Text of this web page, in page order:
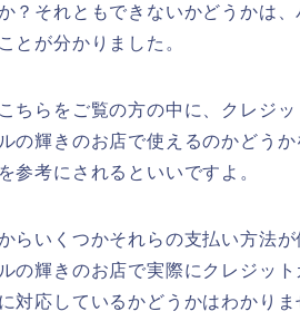
？それともできないかどうかは
とが分かりました。
ちらをご覧の方の中に、クレジ
の輝きのお店で使えるのかどう
参考にされるといいですよ。
らいくつかそれらの支払い方法
の輝きのお店で実際にクレジッ
対応しているかどうかはわかり